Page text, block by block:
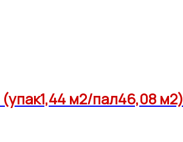
м2/пал46,08 м2)